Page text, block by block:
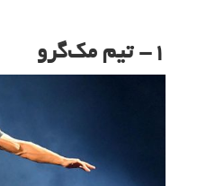
1- تیم مک‌گرو